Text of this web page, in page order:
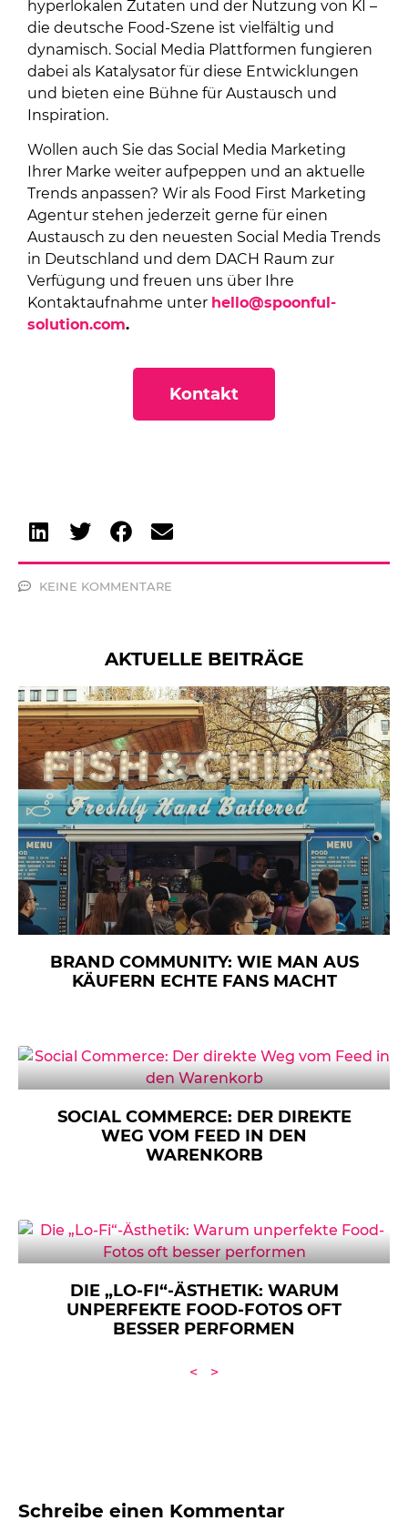
hyperlokalen Zutaten und der Nutzung von KI –
die deutsche Food-Szene ist vielfältig und
dynamisch. Social Media Plattformen fungieren
dabei als Katalysator für diese Entwicklungen
und bieten eine Bühne für Austausch und
Inspiration.
Wollen auch Sie das Social Media Marketing
Ihrer Marke weiter aufpeppen und an aktuelle
Trends anpassen? Wir als Food First Marketing
Agentur stehen jederzeit gerne für einen
Austausch zu den neuesten Social Media Trends
in Deutschland und dem DACH Raum zur
Verfügung und freuen uns über Ihre
Kontaktaufnahme unter hello@spoonful-
solution.com.
Kontakt
KEINE KOMMENTARE
AKTUELLE BEITRÄGE
BRAND COMMUNITY: WIE MAN AUS
KÄUFERN ECHTE FANS MACHT
SOCIAL COMMERCE: DER DIREKTE
WEG VOM FEED IN DEN
WARENKORB
DIE „LO-FI“-ÄSTHETIK: WARUM
UNPERFEKTE FOOD-FOTOS OFT
BESSER PERFORMEN
< >
Schreibe einen Kommentar